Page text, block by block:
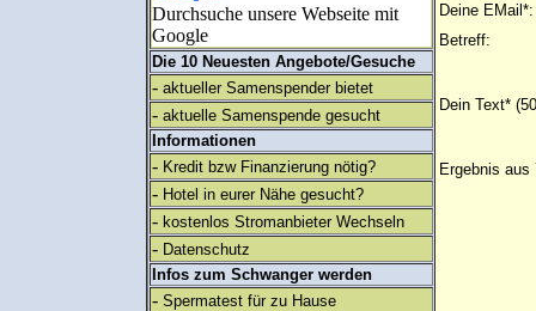
Durchsuche unsere Webseite mit
Google
Die 10 Neuesten Angebote/Gesuche
- aktueller Samenspender bietet
- aktuelle Samenspende gesucht
Informationen
- Kredit bzw Finanzierung nötig?
- Hotel in eurer Nähe gesucht?
- kostenlos Stromanbieter Wechseln
- Datenschutz
Infos zum Schwanger werden
- Spermatest für zu Hause
Deine EMail*:
Betreff:
Dein Text*
Ergebnis aus